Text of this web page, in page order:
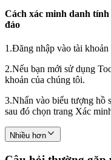
Cách xác minh danh
đảo
1.Đăng nhập vào tài khoản
2.Nếu bạn mới sử dụng
khoản của chúng tôi.
3.Nhấn vào biểu tượng hồ
sau đó chọn trang Xác
Nhiều hơn